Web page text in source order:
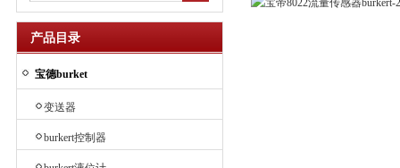
产品目录
宝德burket
变送器
burkert控制器